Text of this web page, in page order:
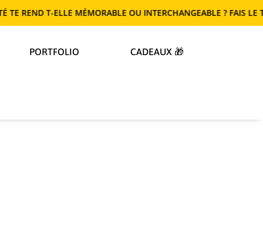
MÉMORABLE OU INTERCHANGEABLE ? FAIS LE TEST !
PORTFOLIO CADEAUX 🎁